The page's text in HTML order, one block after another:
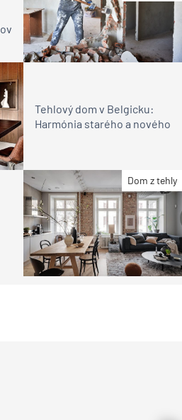
Tehlový dom v Belgicku:
Harmónia starého a nového
Dom z tehly